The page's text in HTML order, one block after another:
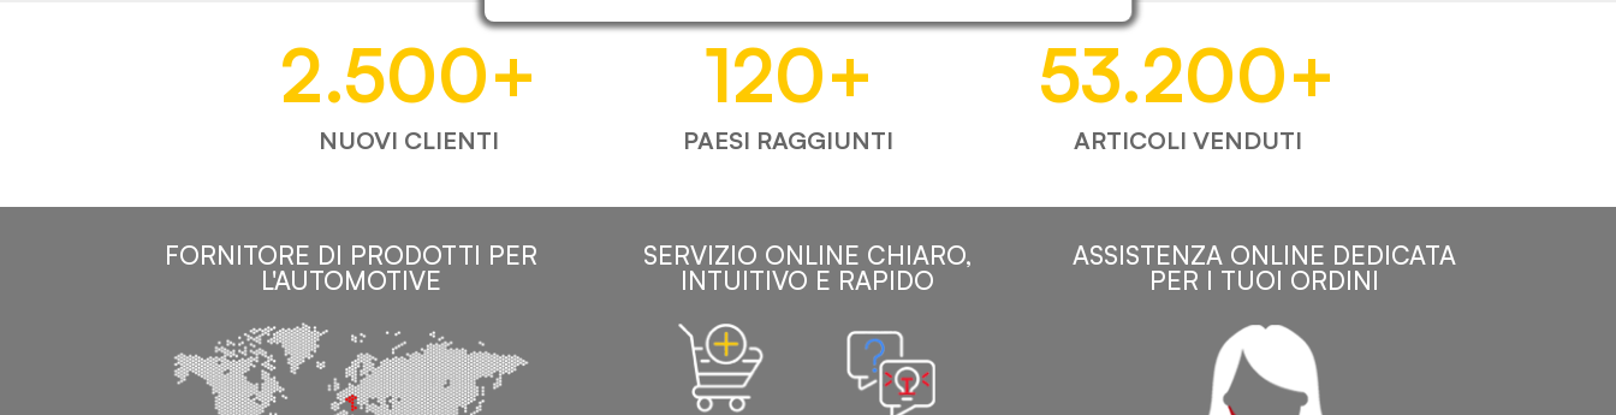
2.500+
NUOVI CLIENTI
120+
PAESI RAGGIUNTI
53.200+
ARTICOLI VENDUTI
FORNITORE DI PRODOTTI PER
L'AUTOMOTIVE
SERVIZIO ONLINE CHIARO,
INTUITIVO E RAPIDO
ASSISTENZA ONLINE DEDICATA
PER I TUOI ORDINI